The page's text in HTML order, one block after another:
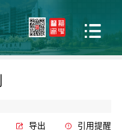
导出 引用提醒